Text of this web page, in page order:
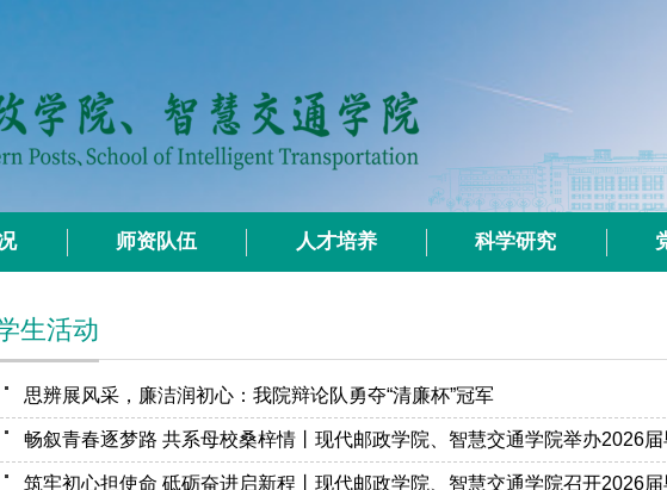
师资队伍 人才培养 科学研究
生活动
思辨展风采，廉洁润初心：我院辩论队勇夺“清廉杯”冠军
筑牢初心担使命 砥砺奋进启新程丨现代邮政学院、智慧交通学院召开2026